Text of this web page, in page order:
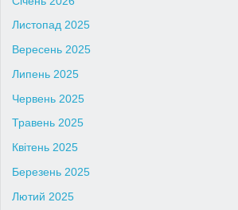
Листопад 2025
Вересень 2025
Липень 2025
Червень 2025
Травень 2025
Квітень 2025
Березень 2025
Лютий 2025